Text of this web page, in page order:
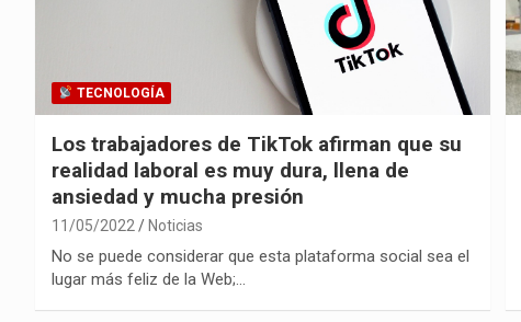
TECNOLOGÍA
Los trabajadores de TikTok afirman que su
realidad laboral es muy dura, llena de
ansiedad y mucha presión
11/05/2022 Noticias
No se puede considerar que esta plataforma social sea el
lugar más feliz de la Web;…